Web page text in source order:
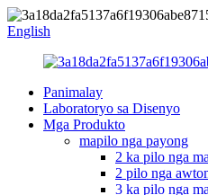
English
Panimalay
Laboratoryo sa Disenyo
Mga Produkto
mapilo nga payong
2 ka pilo nga
2 pilo nga
3 ka pilo nga